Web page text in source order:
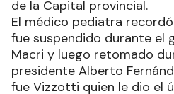
de la Capital provincial.
El médico pediatra
fue suspendido durante el
Macri y luego retomado
presidente Alberto
fue Vizzotti quien le dio el